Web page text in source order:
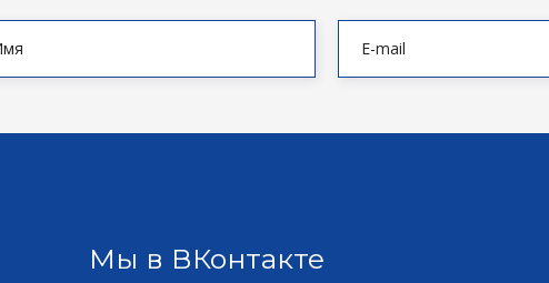
Мы в ВКонтакте